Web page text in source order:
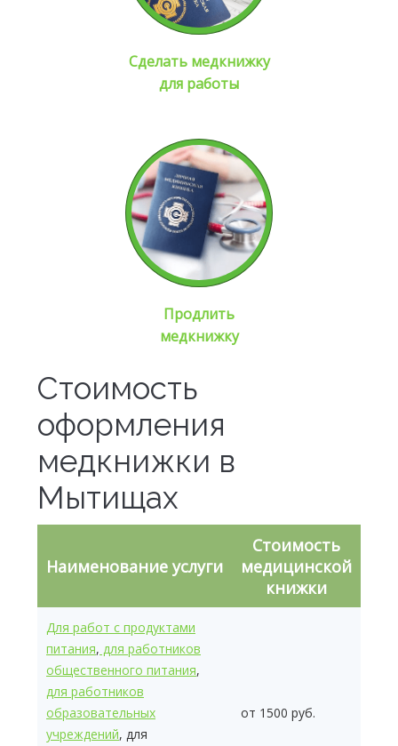
Сделать медкнижку
для работы
Продлить
медкнижку
Стоимость
оформления
медкнижки в
Мытищах
Наименование услуги
Стоимость
медицинской
книжки
Для работ с продуктами
питания, для работников
общественного питания,
для работников
образовательных
учреждений, для
от 1500 руб.